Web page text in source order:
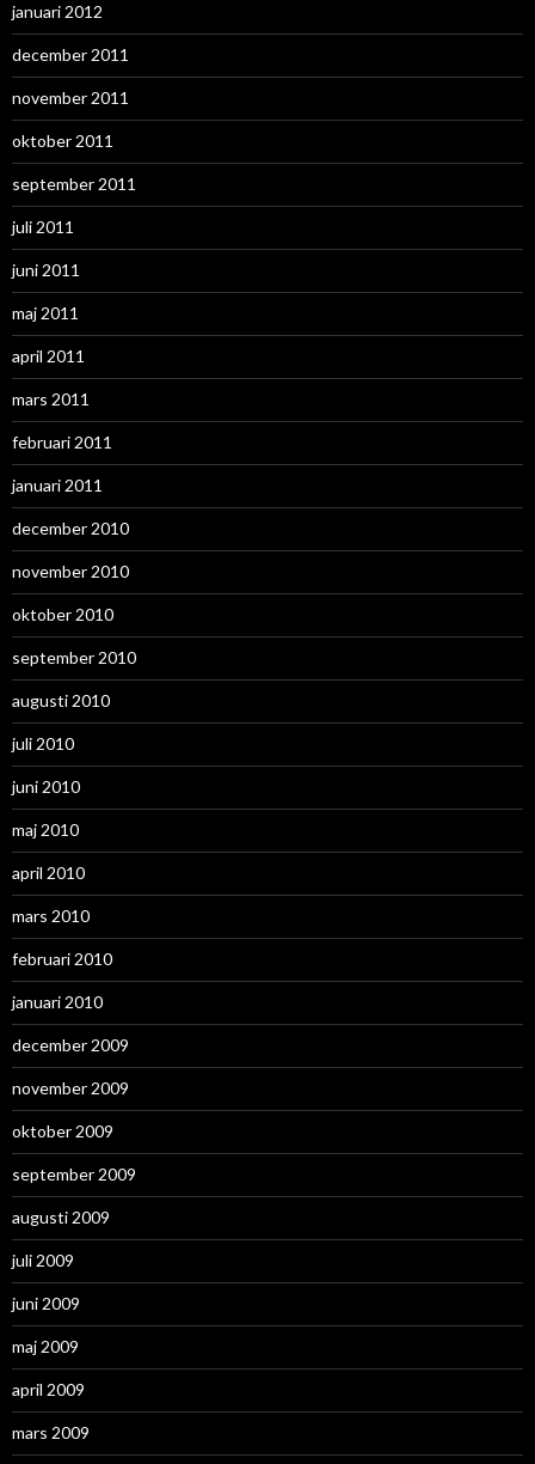
januari 2012
december 2011
november 2011
oktober 2011
september 2011
juli 2011
juni 2011
maj 2011
april 2011
mars 2011
februari 2011
januari 2011
december 2010
november 2010
oktober 2010
september 2010
augusti 2010
juli 2010
juni 2010
maj 2010
april 2010
mars 2010
februari 2010
januari 2010
december 2009
november 2009
oktober 2009
september 2009
augusti 2009
juli 2009
juni 2009
maj 2009
april 2009
mars 2009